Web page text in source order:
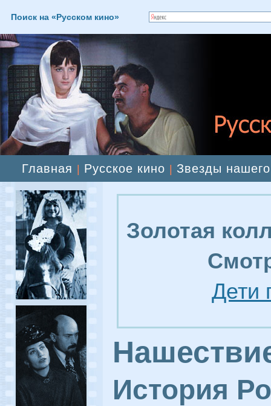
Поиск на «Русском кино»
Главная Русское кино Звезды
Золотая
Дети
История